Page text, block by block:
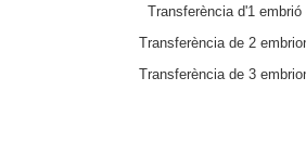
Transferència d'1 embrió
Transferència de 2
Transferència de 3